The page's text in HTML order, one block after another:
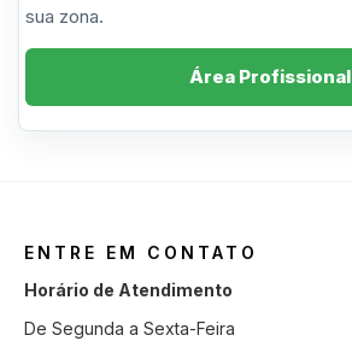
sua zona.
Área Profissional
ENTRE EM CONTATO
Horário de Atendimento
De Segunda a Sexta-Feira